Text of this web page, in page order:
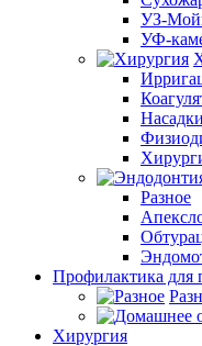
УЗ-
УФ-
Разное
Профилактика для
Хирургия